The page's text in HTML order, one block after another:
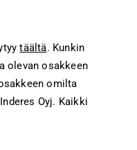
täältä. Kunkin
olevan osakkeen
omilta
Oyj. Kaikki